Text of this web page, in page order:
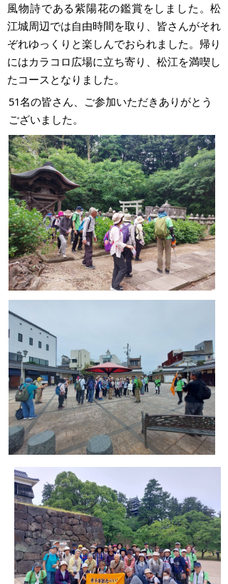
風物詩である紫陽花の鑑賞をしました 。 松
江城周辺では自由時間を取り、皆さんがそれ
ぞれゆっくりと楽しんでおられました。 帰り
にはカラコロ広場に立ち寄り、松江を満喫し
たコースとなりました。
51名の皆さん、ご参加いただきありがとう
ございました。